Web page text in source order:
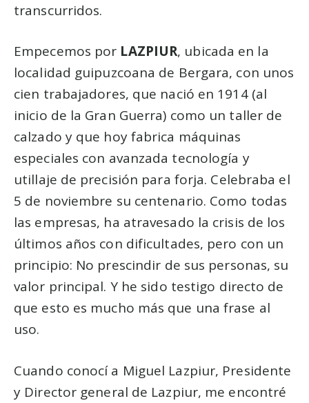
transcurridos.
Empecemos por LAZPIUR, ubicada en la
localidad guipuzcoana de Bergara, con unos
cien trabajadores, que nació en 1914 (al
inicio de la Gran Guerra) como un taller de
calzado y que hoy fabrica máquinas
especiales con avanzada tecnología y
utillaje de precisión para forja. Celebraba el
5 de noviembre su centenario. Como todas
las empresas, ha atravesado la crisis de los
últimos años con dificultades, pero con un
principio: No prescindir de sus personas, su
valor principal. Y he sido testigo directo de
que esto es mucho más que una frase al
uso.
Cuando conocí a Miguel Lazpiur, Presidente
y Director general de Lazpiur, me encontré